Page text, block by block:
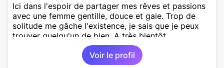
Ici dans l'espoir de partager mes rêves et passions
avec une femme gentille, douce et gaie. Trop de
solitude me gâche l'existence, je sais que je peux
trouver quelqu'un de bien. A très bientôt.
Voir le profil